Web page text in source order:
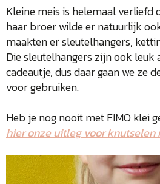
Kleine meis is helemaal verliefd
haar broer wilde er natuurlijk
maakten er sleutelhangers,
Die sleutelhangers zijn ook leuk
cadeautje, dus daar gaan we ze
voor gebruiken.
Heb je nog nooit met FIMO klei
hier onze uitleg voor knutselen